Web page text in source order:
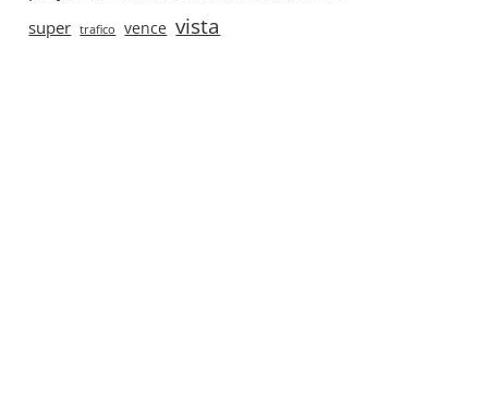
super trafico vence vista